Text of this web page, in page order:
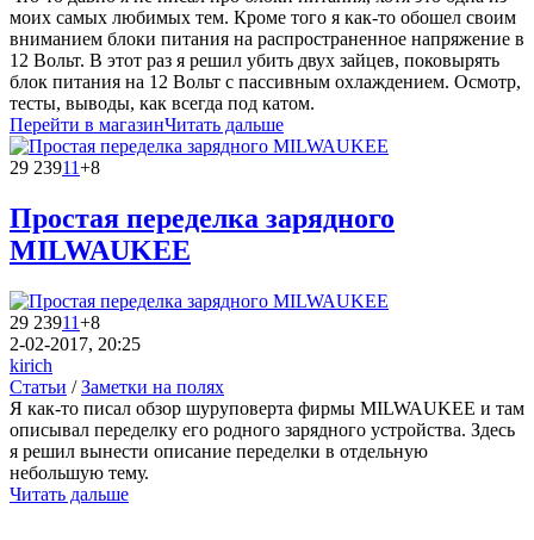
моих самых любимых тем. Кроме того я как-то обошел своим
вниманием блоки питания на распространенное напряжение в
12 Вольт. В этот раз я решил убить двух зайцев, поковырять
блок питания на 12 Вольт с пассивным охлаждением. Осмотр,
тесты, выводы, как всегда под катом.
Перейти в магазинЧитать дальше
29 23911+8
Простая переделка зарядного
MILWAUKEE
29 23911+8
2-02-2017, 20:25
kirich
Статьи /Заметки на полях
Я как-то писал обзор шуруповерта фирмы MILWAUKEE и там
описывал переделку его родного зарядного устройства. Здесь
я решил вынести описание переделки в отдельную
небольшую тему.
Читать дальше